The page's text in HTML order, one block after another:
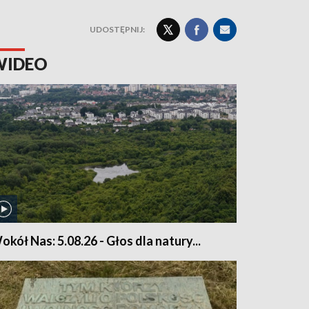
UDOSTĘPNIJ:
Nas: 5.08.26 - Głos dla natury...